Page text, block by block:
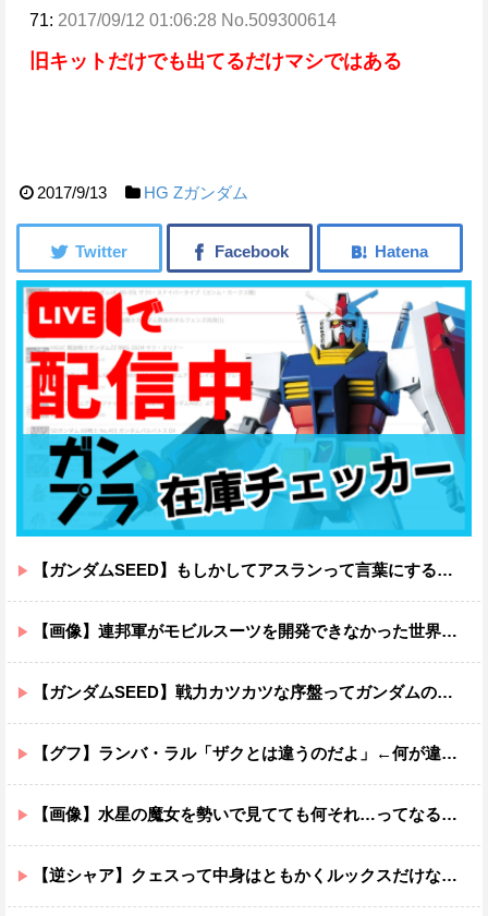
71: 2017/09/12 01:06:28 No.509300614
旧キットだけでも出てるだけマシではある
2017/9/13 HG Ζガンダム
【ガンダムSEED】もしかしてアスランって言葉にするのが下手なだけでめっちゃいい人なのでは？
【画像】連邦軍がモビルスーツを開発できなかった世界線のガンダムｗｗｗｗｗｗｗ
【ガンダムSEED】戦力カツカツな序盤ってガンダムの中だと割と珍しい気がする
【グフ】ランバ・ラル「ザクとは違うのだよ」←何が違うの？
【画像】水星の魔女を勢いで見てても何それ…ってなる部分ｗｗｗｗｗｗｗｗ
【逆シャア】クェスって中身はともかくルックスだけなら最高だな